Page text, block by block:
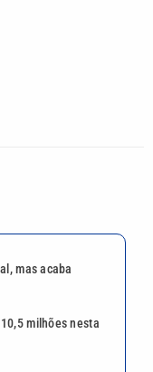
mas acaba
milhões nesta